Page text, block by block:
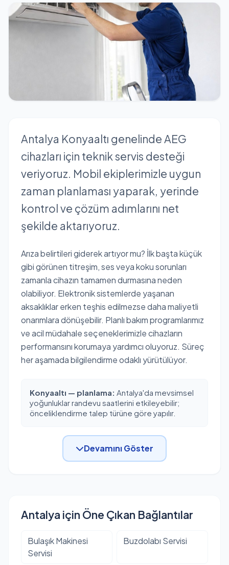
Antalya Konyaaltı genelinde AEG
cihazları için teknik servis desteği
veriyoruz. Mobil ekiplerimizle uygun
zaman planlaması yaparak, yerinde
kontrol ve çözüm adımlarını net
şekilde aktarıyoruz.
Arıza belirtileri giderek artıyor mu? İlk başta küçük
gibi görünen titreşim, ses veya koku sorunları
zamanla cihazın tamamen durmasına neden
olabiliyor. Elektronik sistemlerde yaşanan
aksaklıklar erken teşhis edilmezse daha maliyetli
onarımlara dönüşebilir. Planlı bakım programlarımız
ve acil müdahale seçeneklerimizle cihazların
performansını korumaya yardımcı oluyoruz. Süreç
her aşamada bilgilendirme odaklı yürütülüyor.
Konyaaltı — planlama: Antalya'da mevsimsel
yoğunluklar randevu saatlerini etkileyebilir;
önceliklendirme talep türüne göre yapılır.
Devamını Göster
Antalya için Öne Çıkan Bağlantılar
Bulaşık Makinesi
Servisi
Buzdolabı Servisi